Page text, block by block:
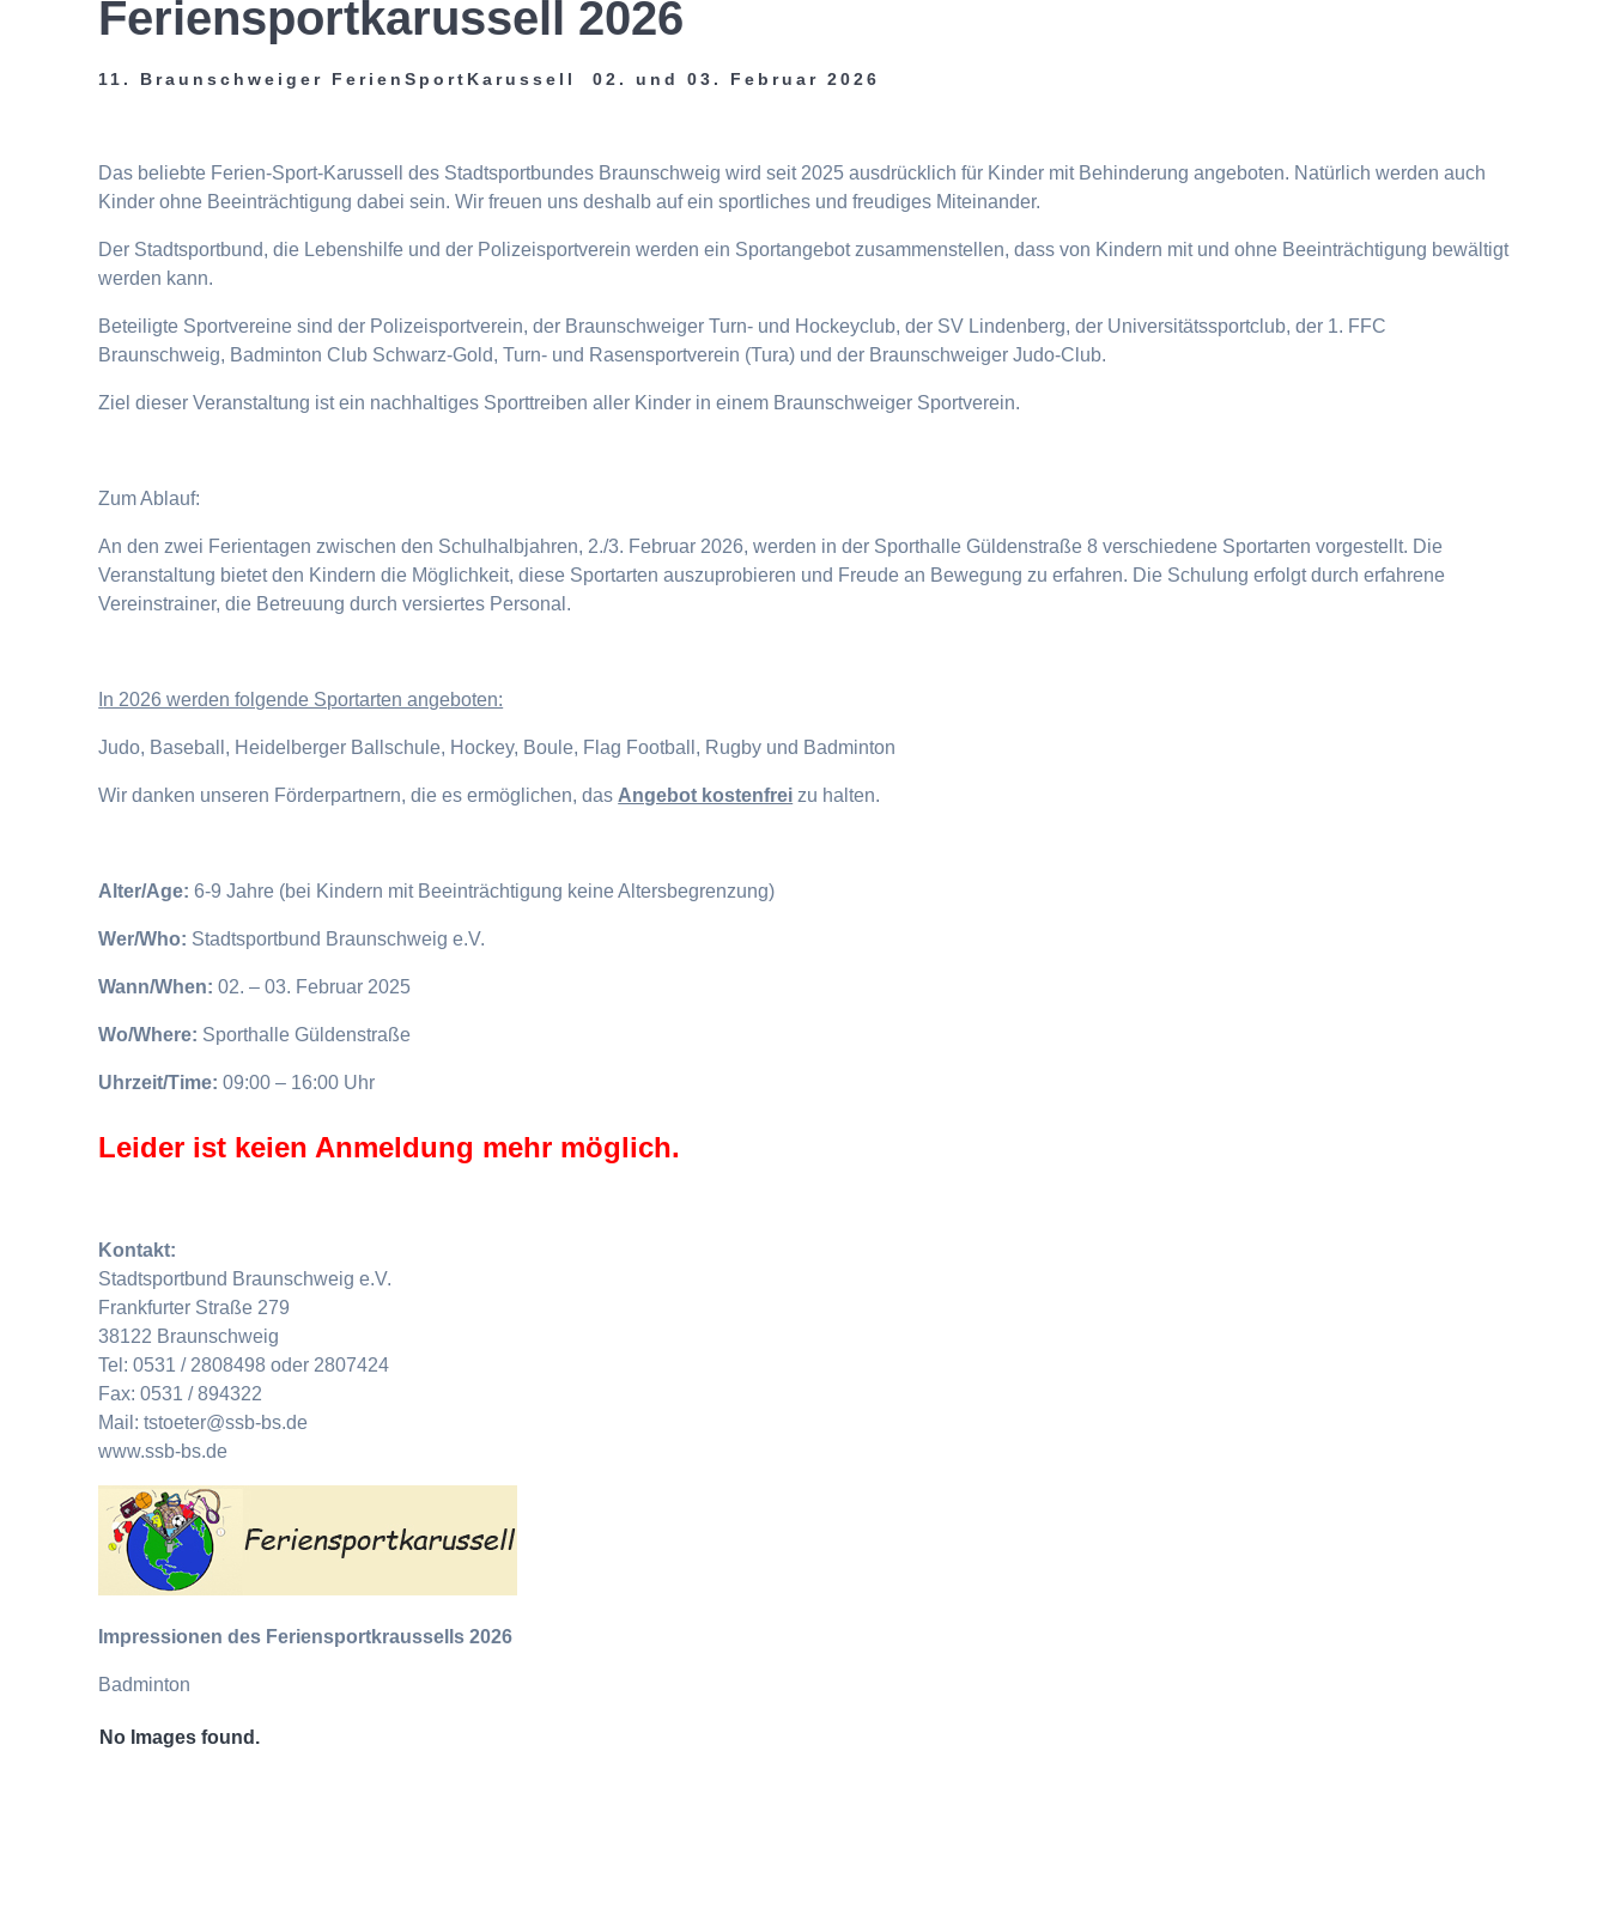
Feriensportkarussell 2026
11. Braunschweiger FerienSportKarussell 02. und 03. Februar 2026
Das beliebte Ferien-Sport-Karussell des Stadtsportbundes Braunschweig wird seit 2025 ausdrücklich für Kinder mit Behinderung angeboten. Natürlich werden auch
Kinder ohne Beeinträchtigung dabei sein. Wir freuen uns deshalb auf ein sportliches und freudiges Miteinander.
Der Stadtsportbund, die Lebenshilfe und der Polizeisportverein werden ein Sportangebot zusammenstellen, dass von Kindern mit und ohne Beeinträchtigung bewältigt
werden kann.
Beteiligte Sportvereine sind der Polizeisportverein, der Braunschweiger Turn- und Hockeyclub, der SV Lindenberg, der Universitätssportclub, der 1. FFC
Braunschweig, Badminton Club Schwarz-Gold, Turn- und Rasensportverein (Tura) und der Braunschweiger Judo-Club.
Ziel dieser Veranstaltung ist ein nachhaltiges Sporttreiben aller Kinder in einem Braunschweiger Sportverein.
Zum Ablauf:
An den zwei Ferientagen zwischen den Schulhalbjahren, 2./3. Februar 2026, werden in der Sporthalle Güldenstraße 8 verschiedene Sportarten vorgestellt. Die
Veranstaltung bietet den Kindern die Möglichkeit, diese Sportarten auszuprobieren und Freude an Bewegung zu erfahren. Die Schulung erfolgt durch erfahrene
Vereinstrainer, die Betreuung durch versiertes Personal.
n 2026 werden folgende Sportarten angeboten:
Judo, Baseball, Heidelberger Ballschule, Hockey, Boule, Flag Football, Rugby und Badminton
Wir danken unseren Förderpartnern, die es ermöglichen, das Angebot kostenfrei zu halten.
Alter/Age:6-9 Jahre (bei Kindern mit Beeinträchtigung keine Altersbegrenzung)
Wer/Who: Stadtsportbund Braunschweig e.V.
Wann/When:02. – 03. Februar 2025
Wo/Where: Sporthalle Güldenstraße
Uhrzeit/Time:09:00 – 16:00 Uhr
Leider ist keien Anmeldung mehr möglich.
Kontakt:
Stadtsportbund Braunschweig e.V.
Frankfurter Straße 279
38122 Braunschweig
Tel: 0531 / 2808498 oder 2807424
Fax: 0531 / 894322
Mail: tstoeter@ssb-bs.de
www.ssb-bs.de
Impressionen des Feriensportkraussells 2026
Badminton
No Images found.